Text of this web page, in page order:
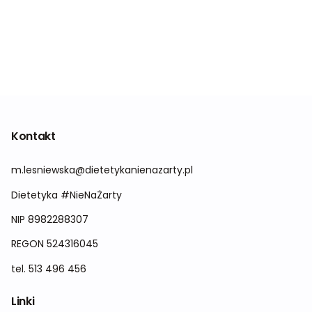
Kontakt
m.lesniewska@dietetykanienazarty.pl
Dietetyka #NieNaŻarty
NIP 8982288307
REGON 524316045
tel. 513 496 456
Linki